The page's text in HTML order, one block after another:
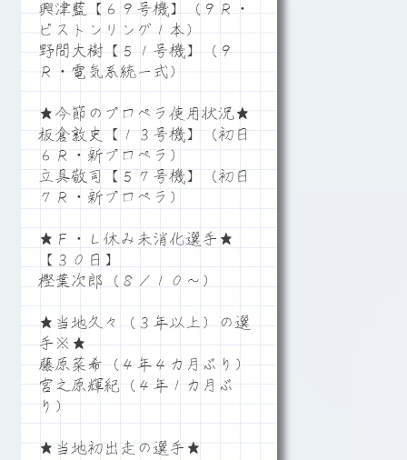
興津藍【６９号機】（９Ｒ・
ピストンリング１本）
野間大樹【５１号機】（９
Ｒ・電気系統一式）
★今節のプロペラ使用状況★
板倉敦史【１３号機】（初日
６Ｒ・新プロペラ）
立具敬司【５７号機】（初日
７Ｒ・新プロペラ）
★Ｆ・Ｌ休み未消化選手★
【３０日】
樫葉次郎（８／１０～）
★当地久々（３年以上）の選
手※★
藤原菜希（４年４カ月ぶり）
宮之原輝紀（４年１カ月ぶ
り）
★当地初出走の選手★